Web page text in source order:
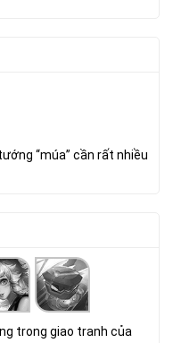
“múa” cần rất nhiều
trong giao tranh của